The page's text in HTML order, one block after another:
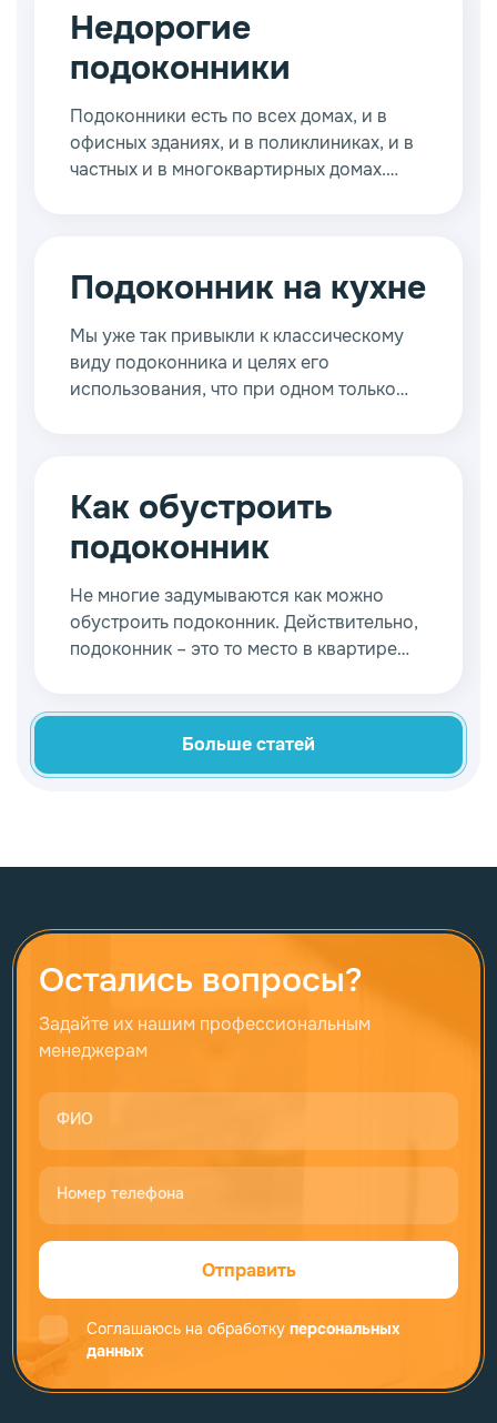
Недорогие
подоконники
Подоконники есть по всех домах, и в
офисных зданиях, и в поликлиниках, и в
частных и в многоквартирных домах.
Какие же недорогие подоконники
одинаково подойдут на все случаи
жизни? На этот вопрос можно ответить,
зная из каких материалов
изготавливаются подоконники.
Подоконник на кухне
Мы уже так привыкли к классическому
виду подоконника и целях его
использования, что при одном только
вещи и использовать площадь квартиры
более разумно.
Как обустроить
подоконник
Не многие задумываются как можно
обустроить подоконник. Действительно,
подоконник – это то место в квартире
Больше статей
Остались вопросы?
Задайте их нашим профессиональным
менеджерам
ФИО
Номер телефона
Отправить
Соглашаюсь на обработку персональных
данных